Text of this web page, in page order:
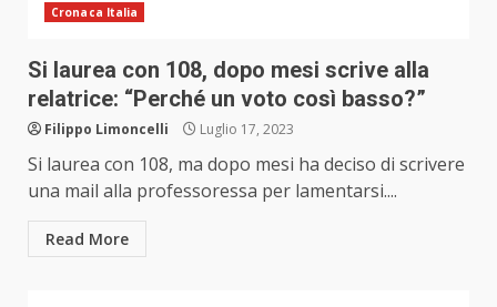
Cronaca Italia
Si laurea con 108, dopo mesi scrive alla
relatrice: “Perché un voto così basso?”
Filippo Limoncelli Luglio 17, 2023
Si laurea con 108, ma dopo mesi ha deciso di scrivere
una mail alla professoressa per lamentarsi....
Read More